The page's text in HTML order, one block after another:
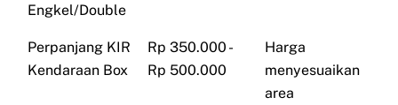
Engkel/Double
Perpanjang KIR
Kendaraan Box
Rp 350.000 -
Rp 500.000
Harga
menyesuaikan
area